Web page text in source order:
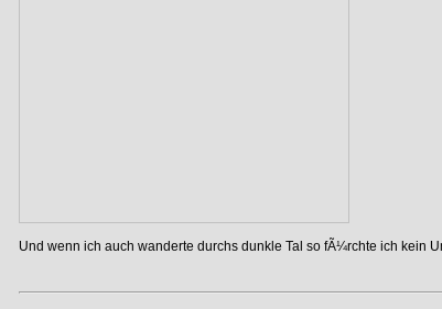
Und wenn ich auch wanderte durchs dunkle Tal so fÃ¼rchte ich kein